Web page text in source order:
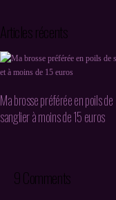
Articles récents
Ma brosse préférée en poils de
sanglier à moins de 15 euros
9 Comments